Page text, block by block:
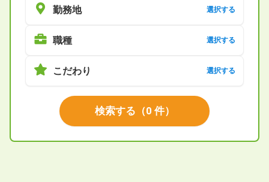
勤務地 選択する
職種 選択する
こだわり 選択する
検索する （0 件）